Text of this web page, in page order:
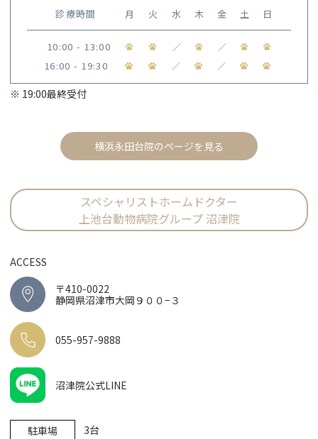
診療時間 月 火 水 木 金 土 日
10:00 - 13:00 ／ ／
16:00 - 19:30 ／ ／
※ 19:00最終受付
横浜永田台院のページを見る
スペシャリストホームドクター
上池台動物病院グループ 沼津院
ACCESS
〒410-0022
静岡県沼津市大岡９００−３
055-957-9888
沼津院公式LINE
駐車場 3台